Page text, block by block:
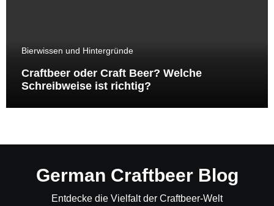
Bierwissen und Hintergründe
Craftbeer oder Craft Beer? Welche
Schreibweise ist richtig?
German Craftbeer Blog
Entdecke die Vielfalt der Craftbeer-Welt